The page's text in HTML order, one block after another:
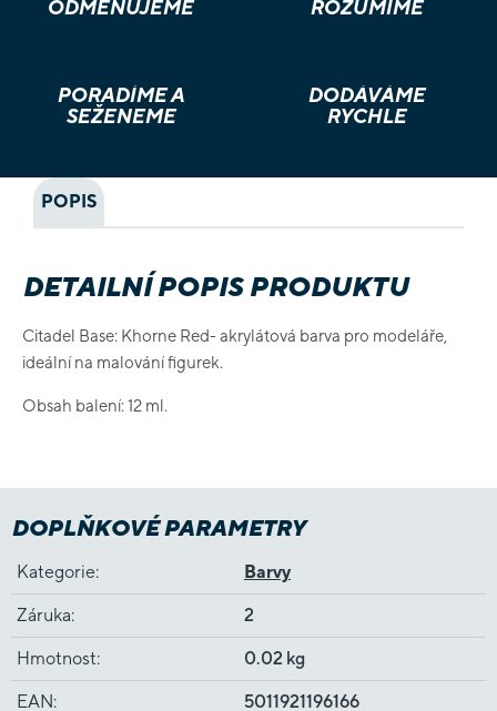
ODMĚŇUJEME
ROZUMÍME
PORADÍME A
SEŽENEME
DODÁVÁME
RYCHLE
POPIS
DETAILNÍ POPIS PRODUKTU
Citadel Base: Khorne Red- akrylátová barva pro modeláře,
ideální na malování figurek.
Obsah balení: 12 ml.
DOPLŇKOVÉ PARAMETRY
Kategorie: Barvy
Záruka: 2
Hmotnost: 0.02 kg
EAN: 5011921196166